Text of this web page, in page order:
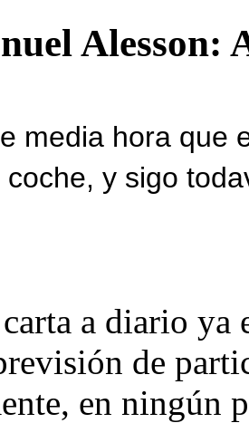
Alesson:
media hora que
coche, y sigo
a diario ya
de
en ningún